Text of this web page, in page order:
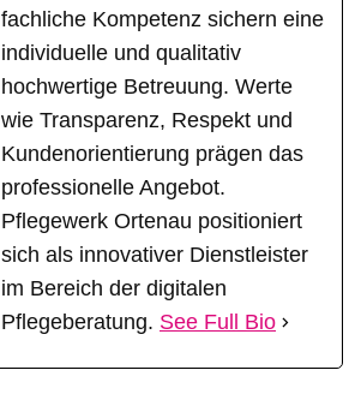
fachliche Kompetenz sichern eine
individuelle und qualitativ
hochwertige Betreuung. Werte
wie Transparenz, Respekt und
Kundenorientierung prägen das
professionelle Angebot.
Pflegewerk Ortenau positioniert
sich als innovativer Dienstleister
im Bereich der digitalen
Pflegeberatung. See Full Bio